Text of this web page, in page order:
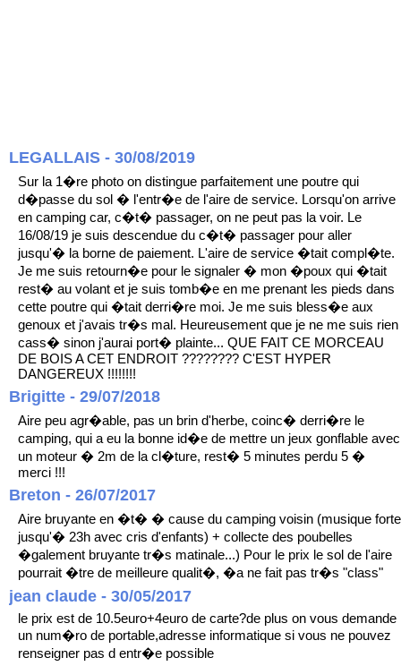
LEGALLAIS - 30/08/2019
Sur la 1�re photo on distingue parfaitement une poutre qui
d�passe du sol � l'entr�e de l'aire de service. Lorsqu'on arrive
en camping car, c�t� passager, on ne peut pas la voir. Le
16/08/19 je suis descendue du c�t� passager pour aller
jusqu'� la borne de paiement. L'aire de service �tait compl�te.
Je me suis retourn�e pour le signaler � mon �poux qui �tait
rest� au volant et je suis tomb�e en me prenant les pieds dans
cette poutre qui �tait derri�re moi. Je me suis bless�e aux
genoux et j'avais tr�s mal. Heureusement que je ne me suis rien
cass� sinon j'aurai port� plainte... QUE FAIT CE MORCEAU
DE BOIS A CET ENDROIT ???????? C'EST HYPER
DANGEREUX !!!!!!!!
Brigitte - 29/07/2018
Aire peu agr�able, pas un brin d'herbe, coinc� derri�re le
camping, qui a eu la bonne id�e de mettre un jeux gonflable avec
un moteur � 2m de la cl�ture, rest� 5 minutes perdu 5 �
merci !!!
Breton - 26/07/2017
Aire bruyante en �t� � cause du camping voisin (musique forte
jusqu'� 23h avec cris d'enfants) + collecte des poubelles
�galement bruyante tr�s matinale...) Pour le prix le sol de l'aire
pourrait �tre de meilleure qualit�, �a ne fait pas tr�s "class"
jean claude - 30/05/2017
le prix est de 10.5euro+4euro de carte?de plus on vous demande
un num�ro de portable,adresse informatique si vous ne pouvez
renseigner pas d entr�e possible